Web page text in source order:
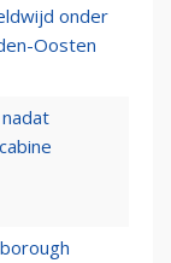
onder
Oosten